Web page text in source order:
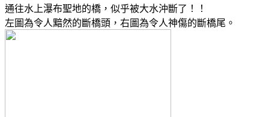
通往水上瀑布聖地的橋，似乎被大水沖斷了！！
左圖為令人黯然的斷橋頭，右圖為令人神傷的斷橋尾。